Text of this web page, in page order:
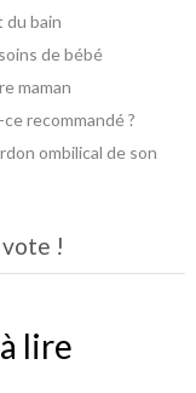
du bain
de bébé
maman
recommandé ?
ombilical de son
!
lire